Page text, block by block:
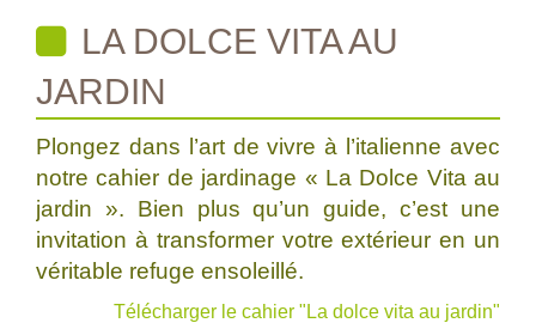
LA DOLCE VITA AU
JARDIN
Plongez dans l’art de vivre à l’italienne avec
notre cahier de jardinage « La Dolce Vita au
jardin ». Bien plus qu’un guide, c’est une
invitation à transformer votre extérieur en un
véritable refuge ensoleillé.
Télécharger le cahier "La dolce vita au jardin"